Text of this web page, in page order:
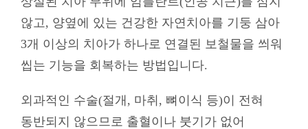
않고, 양옆에 있는 건강한 자연치아를 기둥 삼아
3개 이상의 치아가 하나로 연결된 보철물을 씌워
씹는 기능을 회복하는 방법입니다.
외과적인 수술(절개, 마취, 뼈이식 등)이 전혀
동반되지 않으므로 출혈이나 붓기가 없어